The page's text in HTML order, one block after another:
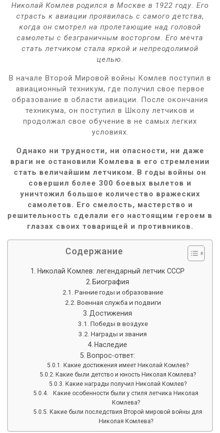
Николай Комлев родился в Москве в 1922 году. Его
страсть к авиации проявилась с самого детства,
когда он смотрел на пролетающие над головой
самолеты с безграничным восторгом. Его мечта
стать летчиком стала яркой и непреодолимой
целью.
В начале Второй Мировой войны Комлев поступил в
авиационный техникум, где получил свое первое
образование в области авиации. После окончания
техникума, он поступил в Школу летчиков и
продолжал свое обучение в не самых легких
условиях.
Однако ни трудности, ни опасности, ни даже
враги не остановили Комлева в его стремлении
стать величайшим летчиком. В годы войны он
совершил более 300 боевых вылетов и
уничтожил большое количество вражеских
самолетов. Его смелость, мастерство и
решительность сделали его настоящим героем в
глазах своих товарищей и противников.
Содержание
Николай Комлев: легендарный летчик СССР
Биография
Ранние годы и образование
Военная служба и подвиги
Достижения
Победы в воздухе
Награды и звания
Наследие
Вопрос-ответ:
Какие достижения имеет Николай Комлев?
Какие были детство и юность Николая Комлева?
Какие награды получил Николай Комлев?
Какие особенности были у стиля летчика Николая
Комлева?
Какие были последствия Второй мировой войны для
Николая Комлева?